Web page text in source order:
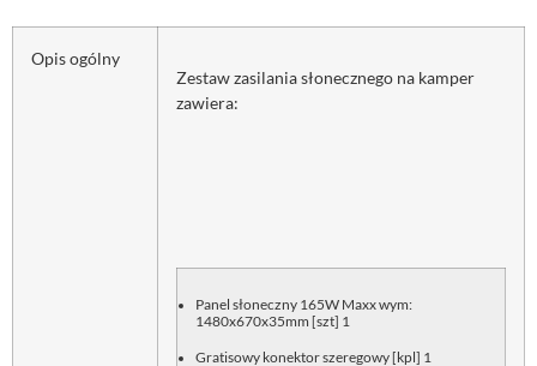
Opis ogólny
Zestaw zasilania słonecznego na kamper
zawiera:
Panel słoneczny 165W Maxx wym:
1480x670x35mm [szt] 1
Gratisowy konektor szeregowy [kpl] 1